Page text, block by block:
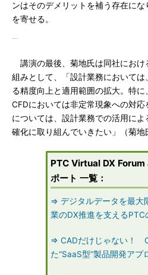
ンはそのデメリットを補う存在に
を寄せる。
講演の最後、菊地氏は同社におけ
組みとして、「設計業務において
る精度向上と適用範囲の拡大。特に
CFDにおいては非定常現象への対応
については、設計業務での活用に
確化に取り組んでいきたい」（菊地
PTC Virtual DX
ポート 一覧：
⇒ デジタルデータを最大
業のDX推進を支えるPTC
⇒ CADだけじゃない！
た“SaaS型”製品開発アプ